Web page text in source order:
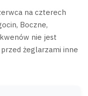
na czterech
Boczne,
nie jest
żeglarzami inne